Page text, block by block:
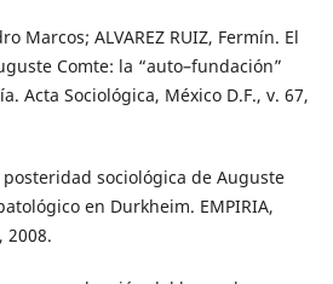
Marcos; ALVAREZ RUIZ, Fermín. El
Comte: la “auto–fundación”
Acta Sociológica, México D.F., v. 67,
posteridad sociológica de Auguste
en Durkheim. EMPIRIA,
2008.